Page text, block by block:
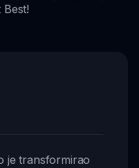
je transformirao